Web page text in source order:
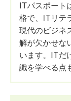
ITパスポート
格で、ITリテ
現代のビジネ
解が欠かせな
います。ITだ
識を学べる点